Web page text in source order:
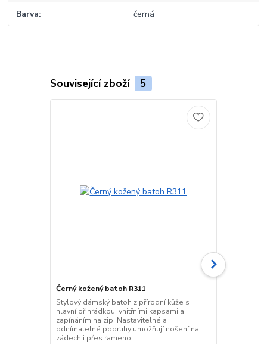
Barva černá
Související zboží 5
Černý kožený batoh R311
Stylový dámský batoh z přírodní kůže s
hlavní přihrádkou, vnitřními kapsami a
zapínáním na zip. Nastavitelné a
odnímatelné popruhy umožňují nošení na
zádech i přes rameno.